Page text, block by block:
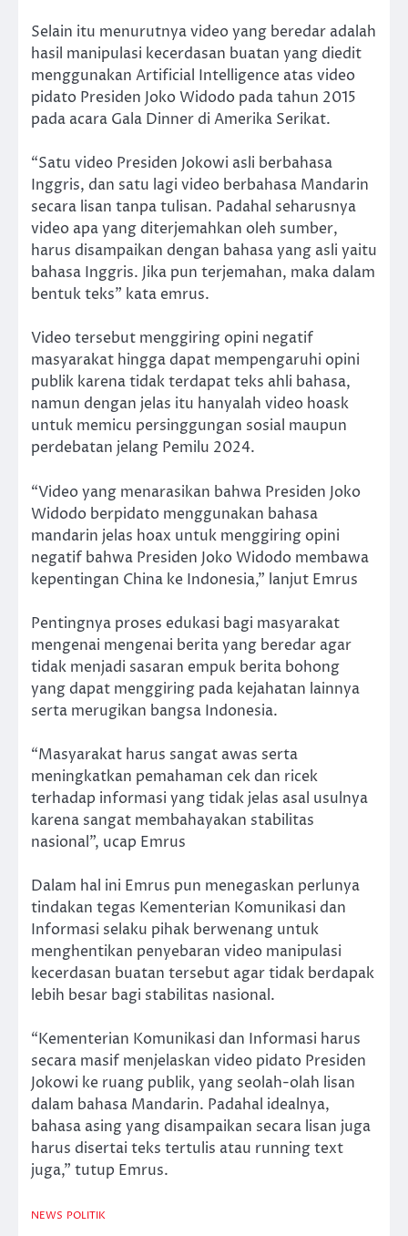
Selain itu menurutnya video yang beredar adalah
hasil manipulasi kecerdasan buatan yang diedit
menggunakan Artificial Intelligence atas video
pidato Presiden Joko Widodo pada tahun 2015
pada acara Gala Dinner di Amerika Serikat.
“Satu video Presiden Jokowi asli berbahasa
Inggris, dan satu lagi video berbahasa Mandarin
secara lisan tanpa tulisan. Padahal seharusnya
video apa yang diterjemahkan oleh sumber,
harus disampaikan dengan bahasa yang asli yaitu
bahasa Inggris. Jika pun terjemahan, maka dalam
bentuk teks” kata emrus.
Video tersebut menggiring opini negatif
masyarakat hingga dapat mempengaruhi opini
publik karena tidak terdapat teks ahli bahasa,
namun dengan jelas itu hanyalah video hoask
untuk memicu persinggungan sosial maupun
perdebatan jelang Pemilu 2024.
“Video yang menarasikan bahwa Presiden Joko
Widodo berpidato menggunakan bahasa
mandarin jelas hoax untuk menggiring opini
negatif bahwa Presiden Joko Widodo membawa
kepentingan China ke Indonesia,” lanjut Emrus
Pentingnya proses edukasi bagi masyarakat
mengenai mengenai berita yang beredar agar
tidak menjadi sasaran empuk berita bohong
yang dapat menggiring pada kejahatan lainnya
serta merugikan bangsa Indonesia.
“Masyarakat harus sangat awas serta
meningkatkan pemahaman cek dan ricek
terhadap informasi yang tidak jelas asal usulnya
karena sangat membahayakan stabilitas
nasional”, ucap Emrus
Dalam hal ini Emrus pun menegaskan perlunya
tindakan tegas Kementerian Komunikasi dan
Informasi selaku pihak berwenang untuk
menghentikan penyebaran video manipulasi
kecerdasan buatan tersebut agar tidak berdapak
lebih besar bagi stabilitas nasional.
“Kementerian Komunikasi dan Informasi harus
secara masif menjelaskan video pidato Presiden
Jokowi ke ruang publik, yang seolah-olah lisan
dalam bahasa Mandarin. Padahal idealnya,
bahasa asing yang disampaikan secara lisan juga
harus disertai teks tertulis atau running text
juga,” tutup Emrus.
NEWS POLITIK